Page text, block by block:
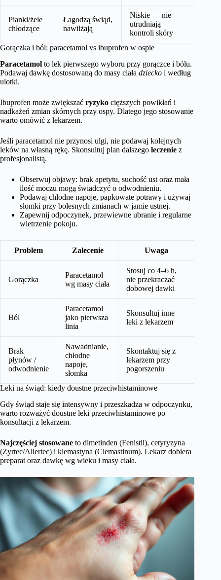
Pianki/żele
chłodzące
Łagodzą świąd,
nawilżają
Niskie — nie
utrudniają
kontroli skóry
Gorączka i ból: paracetamol vs ibuprofen w ospie
Paracetamol to lek pierwszego wyboru przy gorączce i bólu.
Podawaj dawkę dostosowaną do masy ciała dziecko i według
ulotki.
Ibuprofen może zwiększać ryzyko cięższych powikłań i
nadkażeń zmian skórnych przy ospy. Dlatego jego stosowanie
warto omówić z lekarzem.
Jeśli paracetamol nie przynosi ulgi, nie podawaj kolejnych
leków na własną rękę. Skonsultuj plan dalszego leczenie z
profesjonalistą.
Obserwuj objawy: brak apetytu, suchość ust oraz mała
ilość moczu mogą świadczyć o odwodnieniu.
Podawaj chłodne napoje, papkowate potrawy i używaj
słomki przy bolesnych zmianach w jamie ustnej.
Zapewnij odpoczynek, przewiewne ubranie i regularne
wietrzenie pokoju.
Problem Zalecenie Uwaga
Gorączka
Paracetamol
wg masy ciała
Stosuj co 4–6 h,
nie przekraczać
dobowej dawki
Ból
Paracetamol
jako pierwsza
linia
Skonsultuj inne
leki z lekarzem
Brak
płynów /
odwodnienie
Nawadnianie,
chłodne
napoje,
słomka
Skontaktuj się z
lekarzem przy
pogorszeniu
Leki na świąd: kiedy doustne przeciwhistaminowe
Gdy świąd staje się intensywny i przeszkadza w odpoczynku,
warto rozważyć doustne leki przeciwhistaminowe po
konsultacji z lekarzem.
Najczęściej stosowane to dimetinden (Fenistil), cetyryzyna
(Zyrtec/Allertec) i klemastyna (Clemastinum). Lekarz dobiera
preparat oraz dawkę wg wieku i masy ciała.